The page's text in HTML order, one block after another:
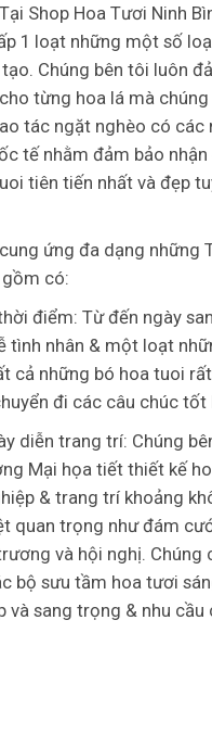
Tại Shop Hoa Tươi Ninh
1 loạt những một số
Chúng bên tôi luôn
từng hoa lá mà chúng
tác ngặt nghèo có các
tế nhằm đảm bảo
tiên tiến nhất và đẹp
ứng đa dạng những
có:
điểm: Từ đến ngày
tình nhân & một loạt
cả những bó hoa tuoi
đi các câu chúc tốt
diễn trang trí: Chúng
Mại họa tiết thiết kế
& trang trí khoảng
quan trọng như đám
và hội nghị. Chúng
bộ sưu tầm hoa tươi
và sang trọng & nhu cầu